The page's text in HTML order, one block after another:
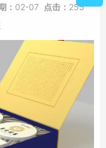
： 02-07 点击： 255